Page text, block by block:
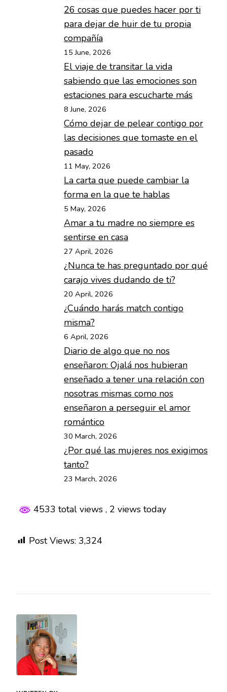
26 cosas que puedes hacer por ti
para dejar de huir de tu propia
compañía
15 June, 2026
El viaje de transitar la vida
sabiendo que las emociones son
estaciones para escucharte más
8 June, 2026
Cómo dejar de pelear contigo por
las decisiones que tomaste en el
pasado
11 May, 2026
La carta que puede cambiar la
forma en la que te hablas
5 May, 2026
Amar a tu madre no siempre es
sentirse en casa
27 April, 2026
¿Nunca te has preguntado por qué
carajo vives dudando de ti?
20 April, 2026
¿Cuándo harás match contigo
misma?
6 April, 2026
Diario de algo que no nos
enseñaron: Ojalá nos hubieran
enseñado a tener una relación con
nosotras mismas como nos
enseñaron a perseguir el amor
romántico
30 March, 2026
¿Por qué las mujeres nos exigimos
tanto?
23 March, 2026
4533 total views , 2 views today
Post Views: 3,324